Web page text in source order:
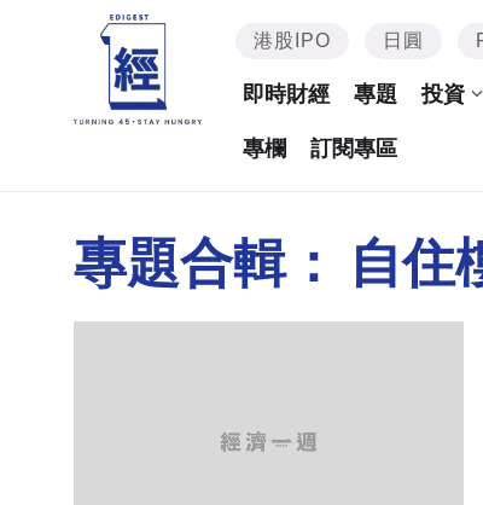
港股IPO 日圓
即時財經 專題 投資
專欄 訂閱專區
專題合輯： 自住